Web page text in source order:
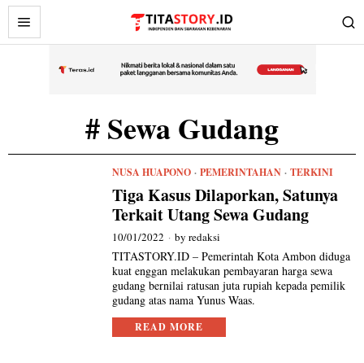
# Sewa Gudang
NUSA HUAPONO · PEMERINTAHAN · TERKINI
Tiga Kasus Dilaporkan, Satunya
Terkait Utang Sewa Gudang
10/01/2022 byredaksi
TITASTORY.ID – Pemerintah Kota Ambon diduga
kuat enggan melakukan pembayaran harga sewa
gudang bernilai ratusan juta rupiah kepada pemilik
gudang atas nama Yunus Waas.
READ MORE